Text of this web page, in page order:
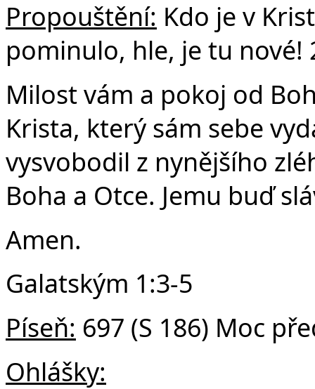
Propouštění: Kdo je v
pominulo, hle, je tu nové!
Milost vám a pokoj od
Krista, který sám sebe
vysvobodil z nynějšího
Boha a Otce. Jemu buď
Amen.
Galatským 1:3-5
Píseň: 697 (S 186) Moc
Ohlášky: